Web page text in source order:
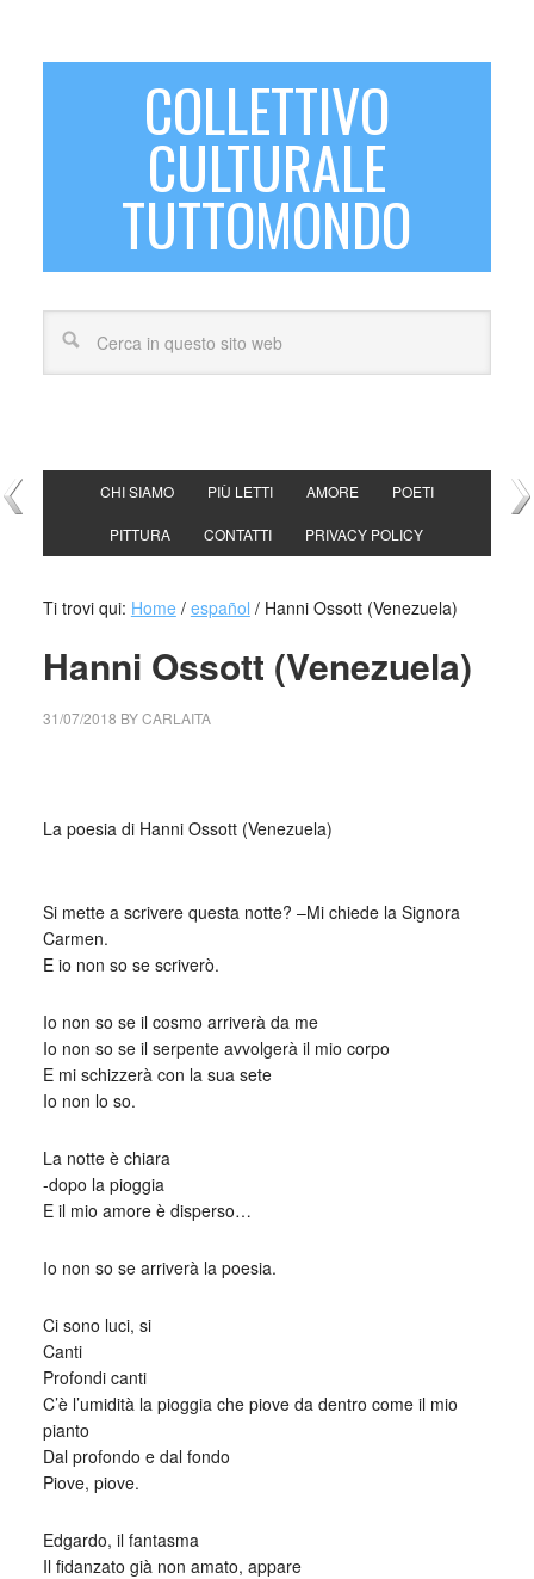
COLLETTIVO
CULTURALE
TUTTOMONDO
CHI SIAMO PIÙ LETTI AMORE POETI
PITTURA CONTATTI PRIVACY POLICY
Ti trovi qui: Home / español /Hanni Ossott (Venezuela)
Hanni Ossott (Venezuela)
31/07/2018 BYCARLAITA
La poesia di Hanni Ossott (Venezuela)
Si mette a scrivere questa notte? –Mi chiede la Signora
Carmen.
E io non so se scriverò.
Io non so se il cosmo arriverà da me
Io non so se il serpente avvolgerà il mio corpo
E mi schizzerà con la sua sete
Io non lo so.
La notte è chiara
-dopo la pioggia
E il mio amore è disperso…
Io non so se arriverà la poesia.
Ci sono luci, si
Canti
Profondi canti
C’è l’umidità la pioggia che piove da dentro come il mio
pianto
Dal profondo e dal fondo
Piove, piove.
Edgardo, il fantasma
Il fidanzato già non amato, appare